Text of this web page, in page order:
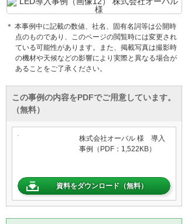
＊ 本事例中に記載の数値、社名、固有名詞等は公開時
点のものであり、このページの閲覧時には変更され
ている可能性があります。また、掲載写真は撮影時
の機材や天候などの影響により実際と異なる場合が
あることをご了承ください。
この事例の内容をPDFでご用意しています。
（無料）
株式会社オーバル 様 導入
事例（PDF：1,522KB）
資料をダウンロード（無料）